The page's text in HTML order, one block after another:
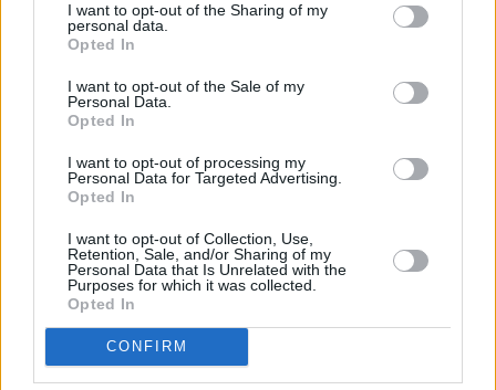
I want to opt-out of the Sharing of my
personal data.
Opted In
I want to opt-out of the Sale of my
Personal Data.
Opted In
I want to opt-out of processing my
Personal Data for Targeted Advertising.
Opted In
I want to opt-out of Collection, Use,
Retention, Sale, and/or Sharing of my
Personal Data that Is Unrelated with the
Purposes for which it was collected.
Opted In
CONFIRM
Νέα Δημοκρατία οπότε εκτός από τους Κώστας
Τσιάρας, Ασημίνα Σκόνδρα, Σπύρος Ταλιαδούρος
εκλέγεται και ο Σιούφας και μια ο ΣΥΡΙΖΑ οπότε
εκλέγεται ο Νίκος Μιχαλάκης. Την έδρα του χάνει ο
Βαγγέλης Μπούτας (ΚΚΕ)
Στα Τρίκαλα( 5 έδρες) κερδίζει 2 έδρες η Ν.Δ. Ηλίας
Βλαχογιάννης, Κώστας Σκρέκας ενώ την έδρα του
παίρνει ο ΣΥΡΙΖΑ και η Παναγιώτα Δριτσέλη. Μια
έδρα κερδίζουν το ΚΚΕ, Αχιλλέας Κανταρτζής και μια
η Δημοκρατική Αριστερά, Γιώργος Κυρίτσης
Στα Ιωαννίνα( 5 έδρες) τις τρεις κέρδισε η Ν.Δ.
Κώστας Τασούλας, Σταύρος Καλογιάννης και Αννα